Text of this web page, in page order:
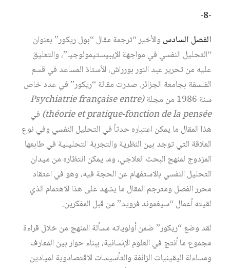
-8-
الفصل السادس والأخير “ترجمة مقال “بول ريكور” بعنوان
“التحليل النفسي في مواجهة الإيبيستيمولوجيا”، والتعليق
عليه من تحرير عبد النور بورراش، الأستاذ المساعد في قسم
الفلسفة بجامعة الجزائر. صدرت مقالة “ريكور” في عدد خاص
سنة 1986 من مجلة
(Psychiatrie française entre
théorie et pratique-fonction de la pensée) في
هذا المقال ما يمكن اعتباره حدثاً في التحليل النفسي وفي نوع
العلاقة التي توجد بين النظرية والتجربة التحليلية في طابعها
المزدوج لمنهج البحث العلاجي، وما يمكن انتظاره من ميدان
التحليل النفسي بالاستفهام عن الحجة فيه، وهو في اعتقاد
محرر الفصل ومترجم المقال ما يشهد على هذا الاهتمام الذي
لقيته أعمال “سيغموند فرويد” من قبل المفكرين.
لقد وضع “ريكور” ضمن أولوياته مسألة المنهج من خلال قراءة
مجموع ما أنتج في العلوم الإنسانية، ببناء حوار بين المعارف
ومساءلة اليقينيات الزائفة والتأسيسات الاقتصادوية لميادين